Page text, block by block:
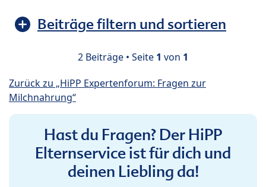
Beiträge filtern und sortieren
2 Beiträge • Seite 1 von 1
Zurück zu „HiPP Expertenforum: Fragen zur
Milchnahrung“
Hast du Fragen? Der HiPP
Elternservice ist für dich und
deinen Liebling da!